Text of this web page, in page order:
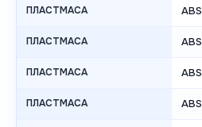
ПЛАСТМАСА ABS
ПЛАСТМАСА ABS
ПЛАСТМАСА ABS
ПЛАСТМАСА ABS